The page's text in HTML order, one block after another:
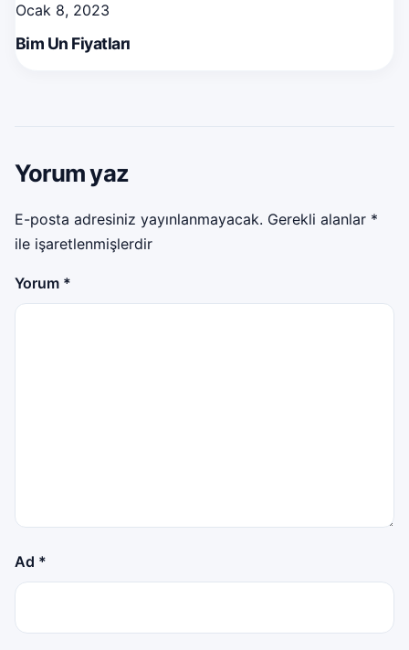
Ocak 8, 2023
Bim Un Fiyatları
Yorum yaz
E-posta adresiniz yayınlanmayacak. Gerekli alanlar *
ile işaretlenmişlerdir
Yorum *
Ad *